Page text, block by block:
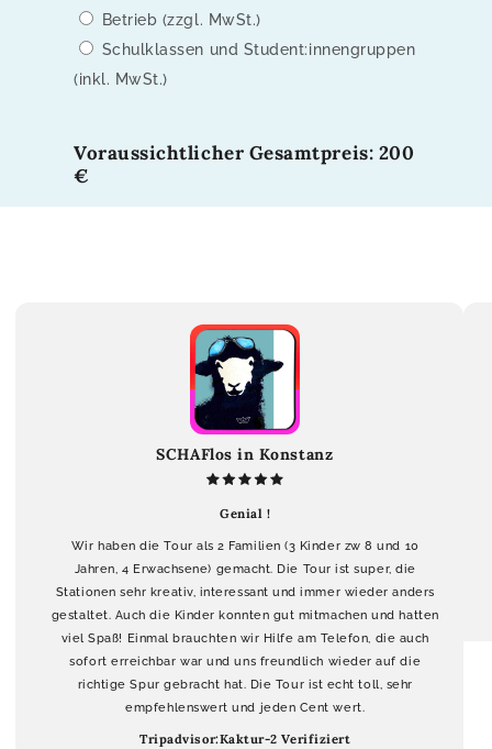
Betrieb (zzgl. MwSt.)
Schulklassen und Student:innengruppen
(inkl. MwSt.)
Voraussichtlicher Gesamtpreis: 200
€
SCHAFlos in Konstanz
Genial !
Wir haben die Tour als 2 Familien (3 Kinder zw 8 und 10
Jahren, 4 Erwachsene) gemacht. Die Tour ist super, die
Stationen sehr kreativ, interessant und immer wieder anders
gestaltet. Auch die Kinder konnten gut mitmachen und hatten
viel Spaß! Einmal brauchten wir Hilfe am Telefon, die auch
sofort erreichbar war und uns freundlich wieder auf die
richtige Spur gebracht hat. Die Tour ist echt toll, sehr
empfehlenswert und jeden Cent wert.
Tripadvisor:Kaktur-2 Verifiziert